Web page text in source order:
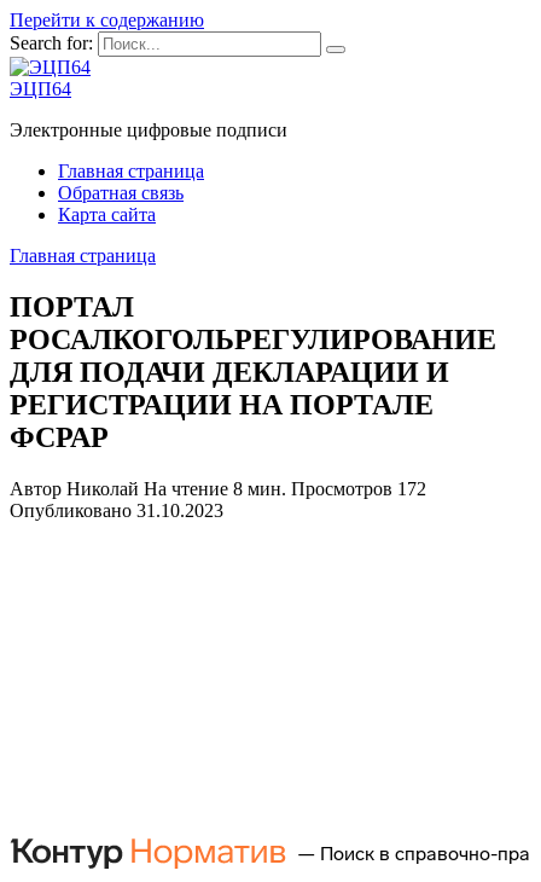
Перейти к содержанию
Search for:
ЭЦП64
Электронные цифровые подписи
Главная страница
Обратная связь
Карта сайта
Главная страница
ПОРТАЛ
РОСАЛКОГОЛЬРЕГУЛИРОВАНИЕ
ДЛЯ ПОДАЧИ ДЕКЛАРАЦИИ И
РЕГИСТРАЦИИ НА ПОРТАЛЕ
ФСРАР
Автор Николай На чтение 8 мин. Просмотров 172
Опубликовано 31.10.2023